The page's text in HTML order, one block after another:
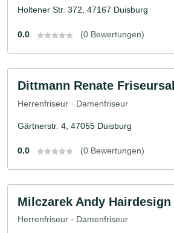
Holtener Str. 372, 47167 Duisburg
0.0 (0 Bewertungen)
Dittmann Renate
Herrenfriseur · Damenfriseur
Gärtnerstr. 4, 47055 Duisburg
0.0 (0 Bewertungen)
Milczarek Andy Hairdesign
Herrenfriseur · Damenfriseur